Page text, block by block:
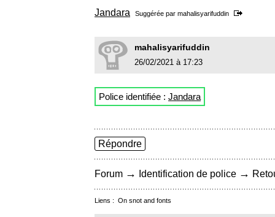
Jandara Suggérée par mahalisyarifuddin
mahalisyarifuddin
26/02/2021 à 17:23
Police identifiée : Jandara
Répondre
Forum → Identification de police →
Liens : On snot and fonts